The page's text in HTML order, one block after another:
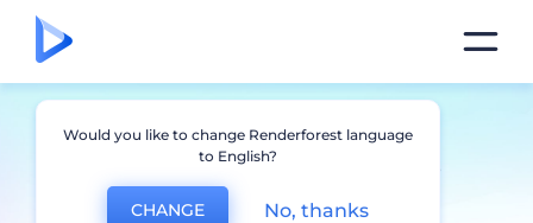
Как настроить свой
собственный домен?
Would you like to change Renderforest language
to English?
CHANGE No, thanks